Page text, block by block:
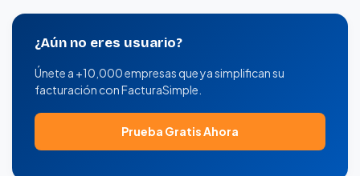
¿Aún no eres usuario?
Únete a +10,000 empresas que ya simplifican su
facturación con FacturaSimple.
Prueba Gratis Ahora